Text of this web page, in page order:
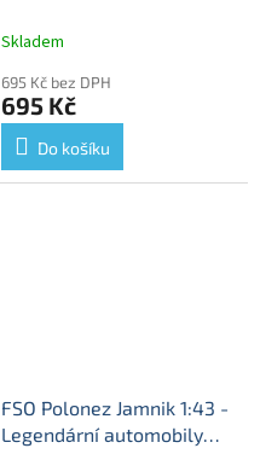
modelem #151
auta
Skladem
695 Kč bez DPH
695 Kč
Do košíku
FSO Polonez Jamnik 1:43 -
Legendární automobily